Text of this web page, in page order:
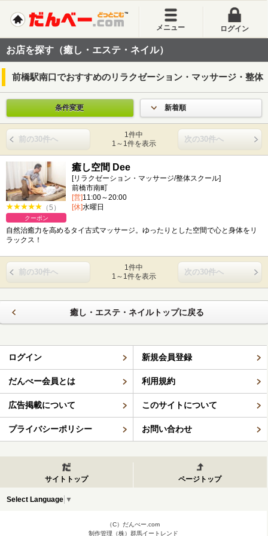
メニュー ログイン
お店を探す（癒し・エステ・ネイル）
前橋駅南口でおすすめのリラクゼーション・マッサージ・整体
条件変更 新着順
前の30件へ
1件中
1～1件を表示
次の30件へ
（5）
クーポン
癒し空間 Dee
[リラクゼーション・マッサージ/整体スクール]
前橋市南町
[営]11:00～20:00
[休]水曜日
自然治癒力を高めるタイ古式マッサージ。ゆったりとした空間で心と身体をリ
ラックス！
前の30件へ
1件中
1～1件を表示
次の30件へ
癒し・エステ・ネイルトップに戻る
ログイン 新規会員登録
だんべー会員とは 利用規約
広告掲載について このサイトについて
プライバシーポリシー お問い合わせ
サイトトップ ページトップ
Select Language ▼
（C）だんべー.com
制作管理（株）群馬イートレンド